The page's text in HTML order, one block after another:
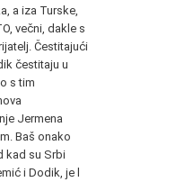
a iza Turske,
večni, dakle s
Čestitajući
čestitaju u
s tim
Jermena
Baš onako
kad su Srbi
i Dodik, je l